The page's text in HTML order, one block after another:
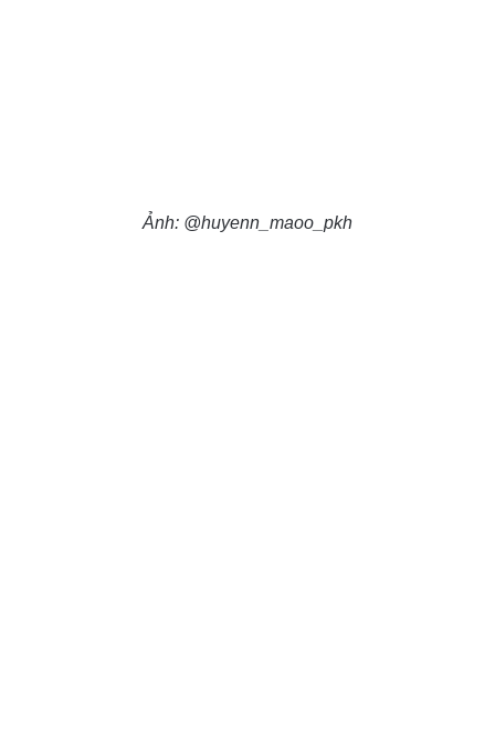
Ảnh: @huyenn_maoo_pkh